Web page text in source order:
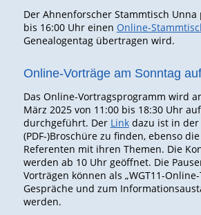
Der Ahnenforscher Stammtisch Unna
bis 16:00 Uhr einen Online-
Genealogentag übertragen wird.
Online-Vorträge am Sonntag
Das Online-Vortragsprogramm wird
März 2025 von 11:00 bis 18:30 Uhr
durchgeführt. Der Linkdazu ist in der
(PDF-)Broschüre zu finden, ebenso
Referenten mit ihren Themen. Die
werden ab 10 Uhr geöffnet. Die
Vorträgen können als „WGT11-
Gespräche und zum
werden.